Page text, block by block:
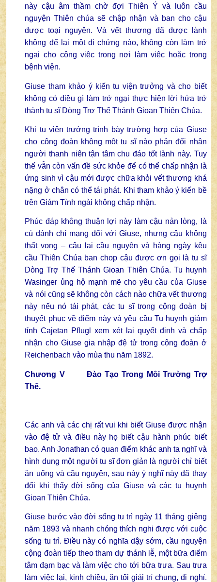
này cậu âm thầm chờ đợi Thiên Ý và luôn cầu
nguyện Thiên chúa sẽ chập nhận và ban cho cậu
được toại nguyện. Và vết thương đã được lành
không để lại một di chứng nào, không còn làm trở
ngại cho công việc trong nơi làm việc hoặc trong
bệnh viện.
Giuse tham khảo ý kiến tu viện trưởng và cho biết
không có điều gì làm trở ngại thực hiện lời hứa trở
thành tu sĩ Dòng Trợ Thế Thánh Gioan Thiên Chúa.
Khi tu viện trưởng trình bày trường hợp của Giuse
cho cộng đoàn không một tu sĩ nào phản đối nhận
người thanh niên tận tâm chu đáo tốt lành này. Tuy
thế vẫn còn vấn đề sức khỏe để có thể chấp nhận là
ứng sinh vì cậu mới được chữa khỏi vết thương khá
nặng ở chân có thể tái phát. Khi tham khảo ý kiến bề
trên Giám Tỉnh ngài không chấp nhận.
Phúc đáp không thuận lợi này làm cậu nản lòng, là
cú đánh chí mạng đối với Giuse, nhưng cậu không
thất vọng – cậu lại cầu nguyện và hàng ngày kêu
cầu Thiên Chúa ban chop cậu được ơn gọi là tu sĩ
Dòng Trợ Thế Thánh Gioan Thiên Chúa. Tu huynh
Wasinger ủng hộ mạnh mẽ cho yêu cầu của Giuse
và nói cũng sẽ không còn cách nào chữa vết thương
này nếu nó tái phát, các tu sĩ trong cộng đoàn bị
thuyết phục về điểm này và yêu cầu Tu huynh giám
tỉnh Cajetan Pflugl xem xét lại quyết định và chấp
nhận cho Giuse gia nhập đệ tử trong cộng đoàn ở
Reichenbach vào mùa thu năm 1892.
Chương V Đào Tạo Trong Môi Trường Trợ
Thế.
Các anh và các chị rất vui khi biết Giuse được nhận
vào đệ tử và điều này họ biết cậu hành phúc biết
bao. Anh Jonathan có quan điểm khác anh ta nghĩ và
hình dung một người tu sĩ đơn giản là người chỉ biết
ăn uống và cầu nguyện, sau này ý nghĩ này đã thay
đổi khi thấy đời sống của Giuse và các tu huynh
Gioan Thiên Chúa.
Giuse bước vào đời sống tu trì ngày 11 tháng giêng
năm 1893 và nhanh chóng thích nghi được với cuộc
sống tu trì. Điều này có nghĩa dậy sớm, cầu nguyện
cộng đoàn tiếp theo tham dự thánh lễ, một bữa điểm
tâm đạm bạc và làm việc cho tới bữa trưa. Sau trưa
làm việc lại, kinh chiều, ăn tối giải trí chung, đi nghỉ.